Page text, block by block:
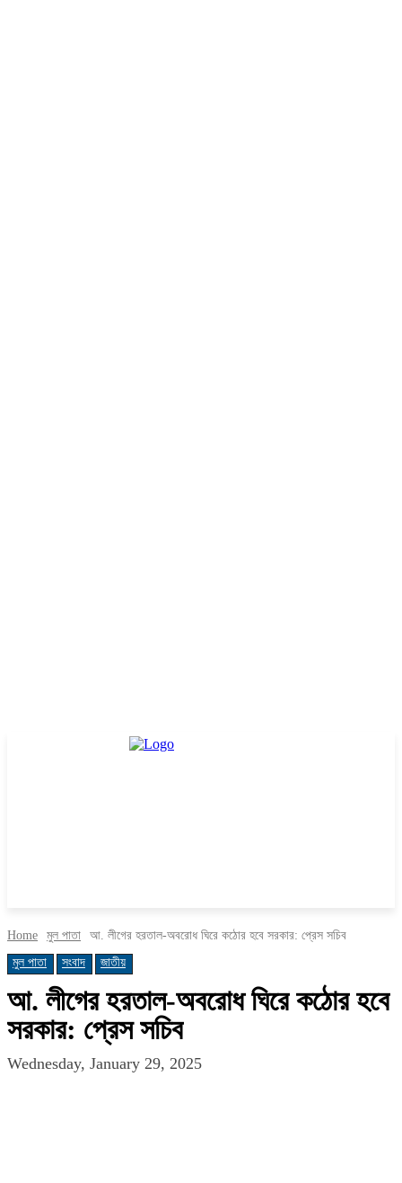
Home মুল পাতা
আ. লীগের হরতাল-অবরোধ ঘিরে কঠোর হবে সরকার: প্রেস সচিব
মুল পাতা
সংবাদ জাতীয়
আ. লীগের হরতাল-অবরোধ ঘিরে কঠোর হবে
সরকার: প্রেস সচিব
Wednesday, January 29, 2025